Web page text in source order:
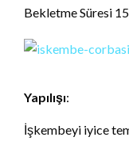
Bekletme Süresi
Yapılışı:
İşkembeyi iyice